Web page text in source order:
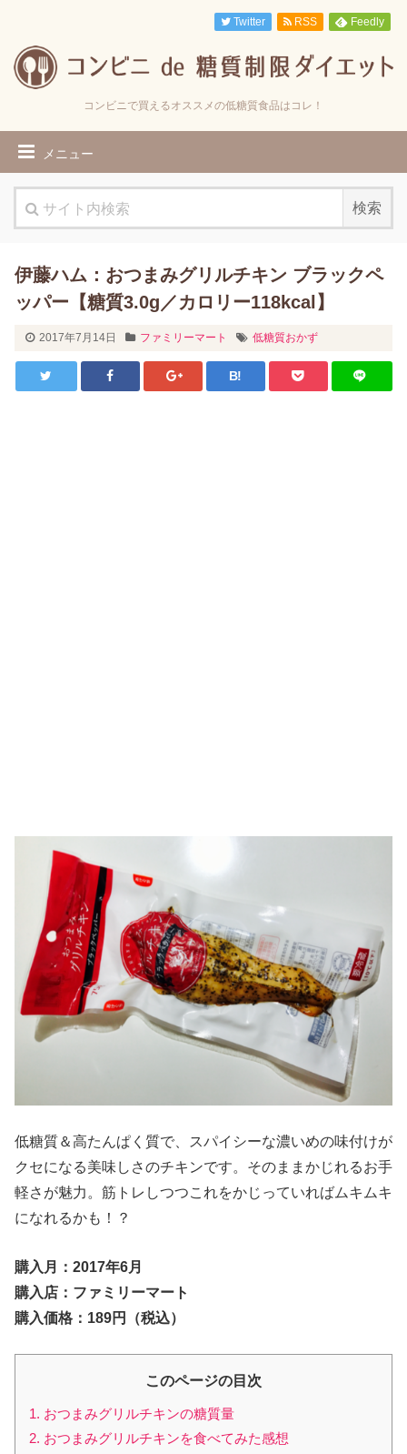
コンビニで買えるオススメの低糖質食品はコレ！
メニュー
Twitter RSS Feedly
伊藤ハム：おつまみグリルチキン ブラックペ
ッパー【糖質3.0g／カロリー118kcal】
2017年7月14日 ファミリーマート 低糖質おかず
B!
低糖質＆高たんぱく質で、スパイシーな濃いめの味付けが
クセになる美味しさのチキンです。そのままかじれるお手
軽さが魅力。筋トレしつつこれをかじっていればムキムキ
になれるかも！？
購入月：2017年6月
購入店：ファミリーマート
購入価格：189円（税込）
このページの目次
1. おつまみグリルチキンの糖質量
2. おつまみグリルチキンを食べてみた感想